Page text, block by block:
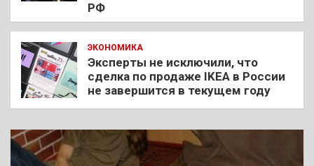
РФ
ЭКОНОМИКА
Эксперты не исключили, что
сделка по продаже IKEA в России
не завершится в текущем году